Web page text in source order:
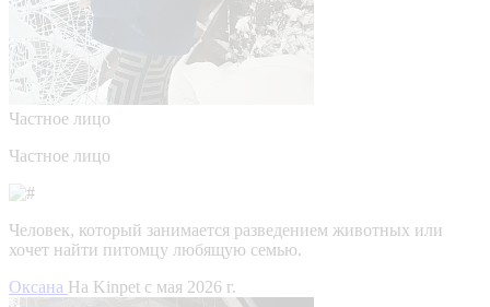
Частное лицо
Частное лицо
Человек, который занимается разведением животных или
хочет найти питомцу любящую семью.
Оксана На Kinpet c мая 2026 г.